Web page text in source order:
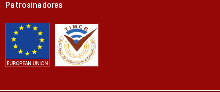
Patrosinadores